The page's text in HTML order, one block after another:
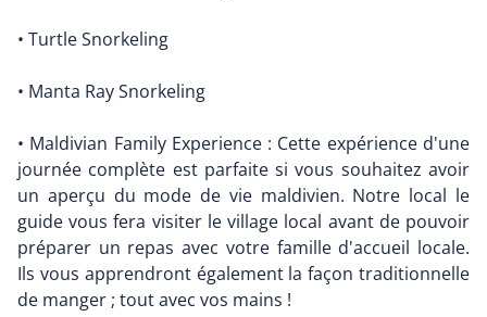
• Turtle Snorkeling
• Manta Ray Snorkeling
• Maldivian Family Experience : Cette expérience d'une
journée complète est parfaite si vous souhaitez avoir
un aperçu du mode de vie maldivien. Notre local le
guide vous fera visiter le village local avant de pouvoir
préparer un repas avec votre famille d'accueil locale.
Ils vous apprendront également la façon traditionnelle
de manger ; tout avec vos mains !